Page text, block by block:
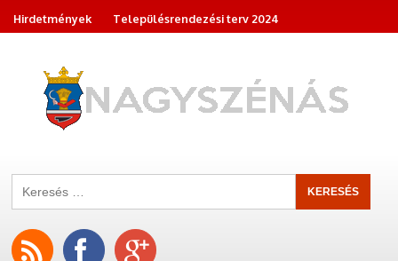
Hirdetmények
Településrendezési terv 2024